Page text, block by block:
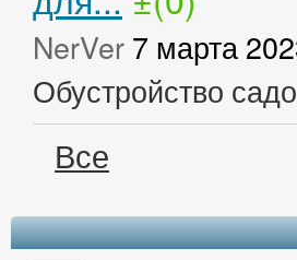
NerVer 7 марта
Обустройство
Все